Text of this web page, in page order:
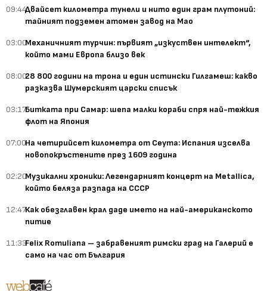
09:44Двайсет километра тунели и нито един грам плутоний:
тайният подземен атомен завод на Мао
03:00Механичният турчин: първият „изкуствен интелект“,
който мами Европа близо век
08:0028 800 години на трона и един истински Гилгамеш: какво
разказва Шумерският царски списък
03:17Битката при Самар: шепа малки кораби спря най-тежкия
флот на Япония
07:00На четирийсет километра от Сеута: Испания изселва
новопокръстените през 1609 година
02:20Музикални хроники: Легендарният концерт на Metallica,
който беляза разпада на СССР
12:47Как обезглавен крал даде името на най-американското
питие
11:33Felix Romuliana – забравеният римски град на Галерий е
само на час от България